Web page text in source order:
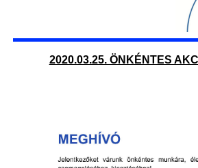
2020.03.25. ÖNKÉNTES